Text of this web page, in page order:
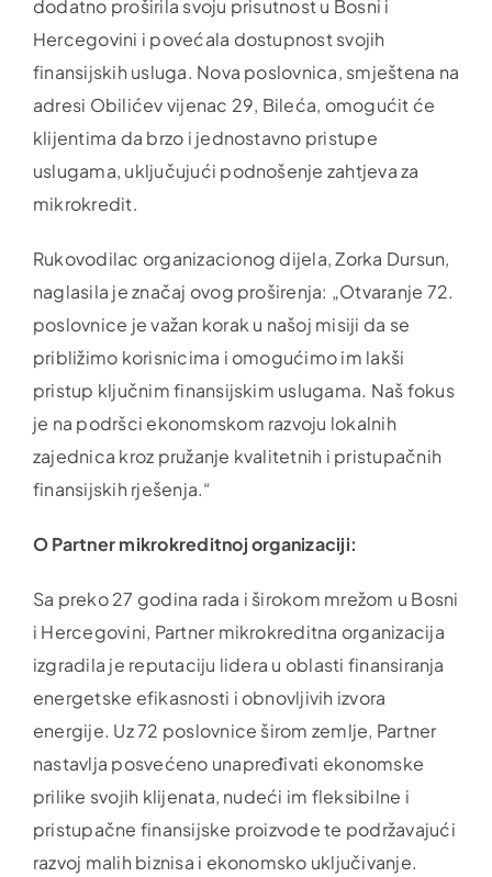
dodatno proširila svoju prisutnost u Bosni i
Hercegovini i povećala dostupnost svojih
finansijskih usluga. Nova poslovnica, smještena na
adresi Obilićev vijenac 29, Bileća, omogućit će
klijentima da brzo i jednostavno pristupe
uslugama, uključujući podnošenje zahtjeva za
mikrokredit.
Rukovodilac organizacionog dijela, Zorka Dursun,
naglasila je značaj ovog proširenja: „Otvaranje 72.
poslovnice je važan korak u našoj misiji da se
približimo korisnicima i omogućimo im lakši
pristup ključnim finansijskim uslugama. Naš fokus
je na podršci ekonomskom razvoju lokalnih
zajednica kroz pružanje kvalitetnih i pristupačnih
finansijskih rješenja.“
O Partner mikrokreditnoj organizaciji:
Sa preko 27 godina rada i širokom mrežom u Bosni
i Hercegovini, Partner mikrokreditna organizacija
izgradila je reputaciju lidera u oblasti finansiranja
energetske efikasnosti i obnovljivih izvora
energije. Uz 72 poslovnice širom zemlje, Partner
nastavlja posvećeno unapređivati ekonomske
prilike svojih klijenata, nudeći im fleksibilne i
pristupačne finansijske proizvode te podržavajući
razvoj malih biznisa i ekonomsko uključivanje.